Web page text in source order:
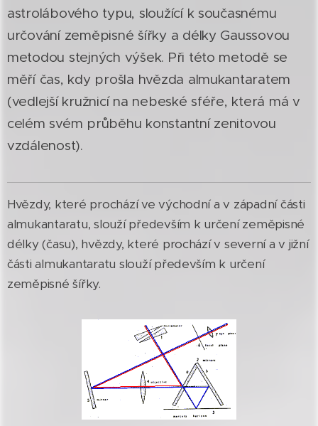
astrolábového typu, sloužící k současnému
určování zeměpisné šířky a délky Gaussovou
metodou stejných výšek. Při této metodě se
měří čas, kdy prošla hvězda almukantaratem
(vedlejší kružnicí na nebeské sféře, která má v
celém svém průběhu konstantní zenitovou
vzdálenost).
Hvězdy, které prochází ve východní a v západní části
almukantaratu, slouží především k určení zeměpisné
délky (času), hvězdy, které prochází v severní a v jižní
části almukantaratu slouží především k určení
zeměpisné šířky.